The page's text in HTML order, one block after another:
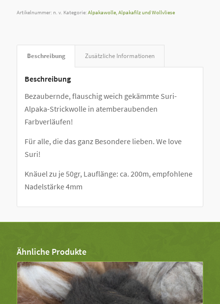
Artikelnummer: n. v. Kategorie: Alpakawolle, Alpakafilz und Wollvliese
Beschreibung Zusätzliche Informationen
Beschreibung
Bezaubernde, flauschig weich gekämmte Suri-
Alpaka-Strickwolle in atemberaubenden
Farbverläufen!
Für alle, die das ganz Besondere lieben. We love
Suri!
Knäuel zu je 50gr, Lauflänge: ca. 200m, empfohlene
Nadelstärke 4mm
Ähnliche Produkte